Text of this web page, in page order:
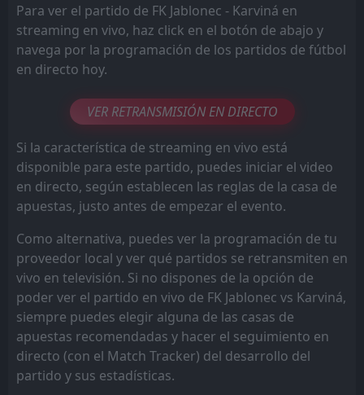
Para ver el partido de FK Jablonec - Karviná en
streaming en vivo, haz click en el botón de abajo y
navega por la programación de los partidos de fútbol
en directo hoy.
VER RETRANSMISIÓN EN DIRECTO
Si la característica de streaming en vivo está
disponible para este partido, puedes iniciar el video
en directo, según establecen las reglas de la casa de
apuestas, justo antes de empezar el evento.
Como alternativa, puedes ver la programación de tu
proveedor local y ver qué partidos se retransmiten en
vivo en televisión. Si no dispones de la opción de
poder ver el partido en vivo de FK Jablonec vs Karviná,
siempre puedes elegir alguna de las casas de
apuestas recomendadas y hacer el seguimiento en
directo (con el Match Tracker) del desarrollo del
partido y sus estadísticas.